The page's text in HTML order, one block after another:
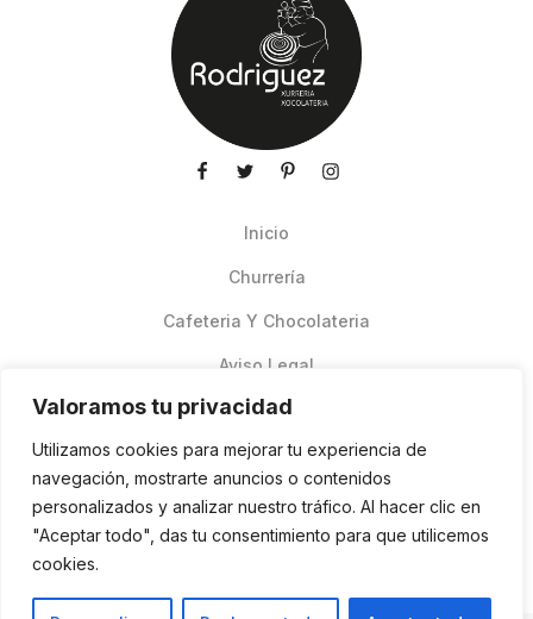
Valoramos tu privacidad
Utilizamos cookies para mejorar tu experiencia de
navegación, mostrarte anuncios o contenidos
personalizados y analizar nuestro tráfico. Al hacer clic en
"Aceptar todo", das tu consentimiento para que utilicemos
cookies.
Inicio
Churrería
Cafeteria Y Chocolateria
Aviso Legal
Pedidos Online Glovo
Contacto